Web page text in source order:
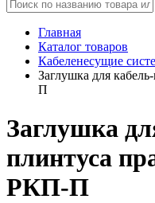
Главная
Каталог товаров
Кабеленесущие
Заглушка для
П
Заглушка
плинтуса
РКП-П